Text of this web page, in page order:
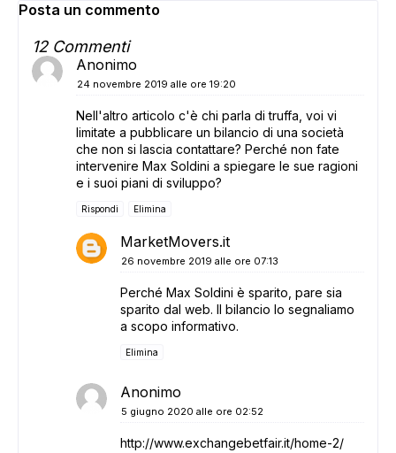
ADS
Posta un commento
12 Commenti
Anonimo
24 novembre 2019 alle ore 19:20
Nell'altro articolo c'è chi parla di truffa, voi vi
limitate a pubblicare un bilancio di una società
che non si lascia contattare? Perché non fate
intervenire Max Soldini a spiegare le sue ragioni
e i suoi piani di sviluppo?
Rispondi Elimina
MarketMovers.it
26 novembre 2019 alle ore 07:13
Perché Max Soldini è sparito, pare sia
sparito dal web. Il bilancio lo segnaliamo
a scopo informativo.
Elimina
Anonimo
5 giugno 2020 alle ore 02:52
http://www.exchangebetfair.it/home-2/